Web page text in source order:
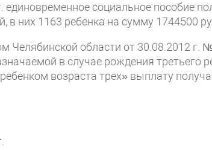
социальное пособие
в них 1163 ребенка на сумму 1744500
Челябинской области от 30.08.2012 г.
в случае рождения третьего
возраста трех» выплату